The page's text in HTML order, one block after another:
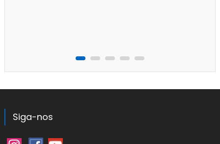
Siga-nos